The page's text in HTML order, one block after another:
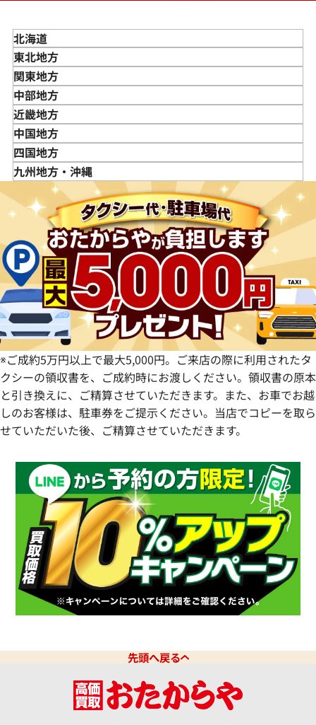
北海道
東北地方
青森県
岩手県
宮城県
秋田県
山形県
福島県
関東地方
東京都
神奈川県
埼玉県
千葉県
茨城県
栃木県
群馬県
中部地方
新潟県
富山県
石川県
山梨県
長野県
岐阜県
静岡県
愛知県
近畿地方
三重県
滋賀県
京都府
兵庫県
奈良県
和歌山県
中国地方
鳥取県
島根県
広島県
山口県
四国地方
徳島県
愛媛県
九州地方・沖縄
佐賀県
長崎県
熊本県
大分県
宮崎県
鹿児島県
※ご成約5万円以上で最大5,000円。ご来店の際に利用されたタ
クシーの領収書を、ご成約時にお渡しください。領収書の原本
と引き換えに、ご精算させていただきます。また、お車でお越
しのお客様は、駐車券をご提示ください。当店でコピーを取ら
せていただいた後、ご精算させていただきます。
先頭へ戻る